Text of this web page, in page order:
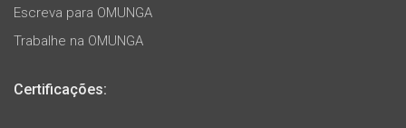
Escreva para OMUNGA
Trabalhe na OMUNGA
Certificações: